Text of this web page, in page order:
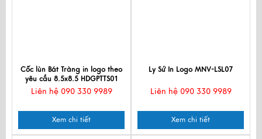
Cốc lùn Bát Tràng in logo theo
yêu cầu 8.5x8.5 HDGPTTS01
Liên hệ 090 330 9989
Xem chi tiết
Ly Sứ In Logo MNV-LSL07
Liên hệ 090 330 9989
Xem chi tiết